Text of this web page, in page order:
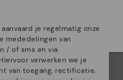
je regelmatig onze
mededelingen van
/ of sms en via
verwerken we je
van toegang, rectificatie,